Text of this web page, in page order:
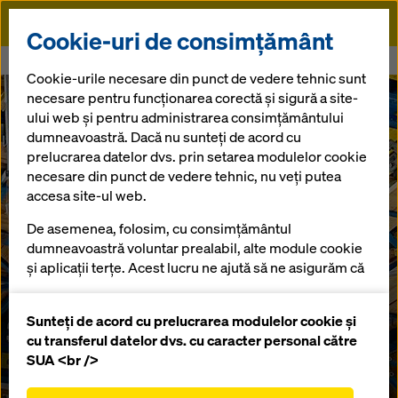
Doka
Cookie-uri de consimțământ
Cookie-urile necesare din punct de vedere tehnic sunt
necesare pentru funcționarea corectă și sigură a site-
ului web și pentru administrarea consimțământului
dumneavoastră. Dacă nu sunteți de acord cu
prelucrarea datelor dvs. prin setarea modulelor cookie
necesare din punct de vedere tehnic, nu veți putea
accesa site-ul web.
De asemenea, folosim, cu consimțământul
dumneavoastră voluntar prealabil, alte module cookie
și aplicații terțe. Acest lucru ne ajută să ne asigurăm că
îmbunătățirea continuă a funcționalității site-ului
nostru web (cookie-uri funcționale și statistice),
facilitarea unui proces de cumpărare fără
Sunteți de acord cu prelucrarea modulelor cookie și
cu transferul datelor dvs. cu caracter personal către
SUA <br />